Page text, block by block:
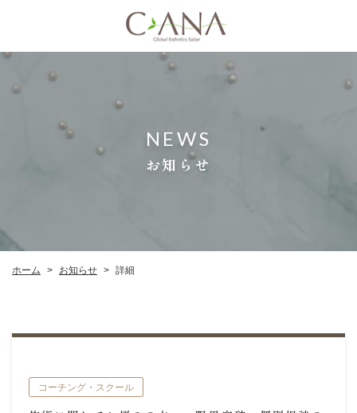
NEWS
お知らせ
ホーム > お知らせ > 詳細
コーチング・スクール